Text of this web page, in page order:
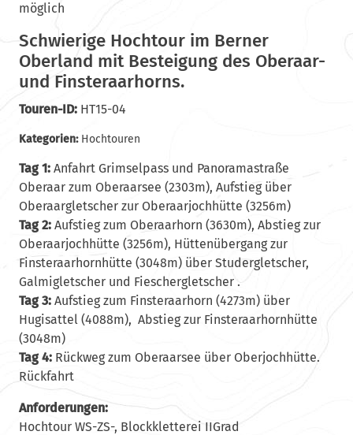
möglich
Schwierige Hochtour im Berner
Oberland mit Besteigung des Oberaar-
und Finsteraarhorns.
Touren-ID:HT15-04
Kategorien: Hochtouren
Tag 1:Anfahrt Grimselpass und Panoramastraße
Oberaar zum Oberaarsee (2303m), Aufstieg über
Oberaargletscher zur Oberaarjochhütte (3256m)
Tag 2:Aufstieg zum Oberaarhorn (3630m), Abstieg zur
Oberaarjochhütte (3256m), Hüttenübergang zur
Finsteraarhornhütte (3048m) über Studergletscher,
Galmigletscher und Fieschergletscher .
Tag 3: Aufstieg zum Finsteraarhorn (4273m) über
Hugisattel (4088m), Abstieg zur Finsteraarhornhütte
(3048m)
Tag 4:Rückweg zum Oberaarsee über Oberjochhütte.
Rückfahrt
Anforderungen:
Hochtour WS-ZS-, Blockkletterei IIGrad